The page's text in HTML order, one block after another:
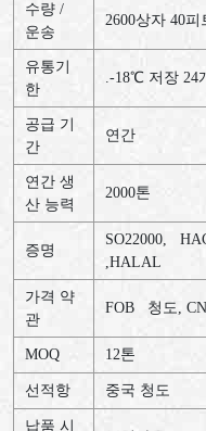
수량 /
운송
2600상자 40피
유통기
한
.-18℃ 저장 24
공급 기
간
연간
연간 생
산 능력
2000톤
증명
SO22000,
,HALAL
가격 약
관
FOB 청도,
MOQ 12톤
선적항 중국 청도
납품 시